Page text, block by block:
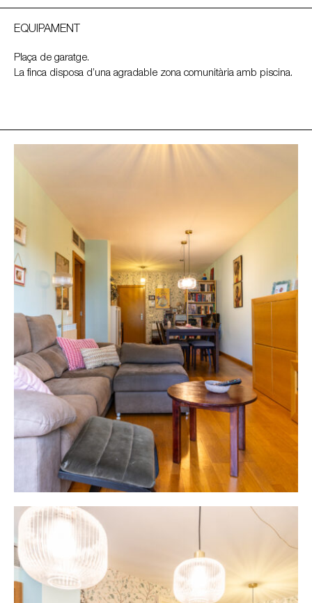
EQUIPAMENT
Plaça de garatge.
La finca disposa d’una agradable zona comunitària amb piscina.